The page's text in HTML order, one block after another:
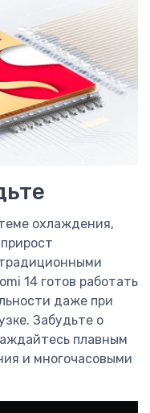
охлаждения,
14 готов работать
даже при
Забудьте о
плавным
и многочасовыми